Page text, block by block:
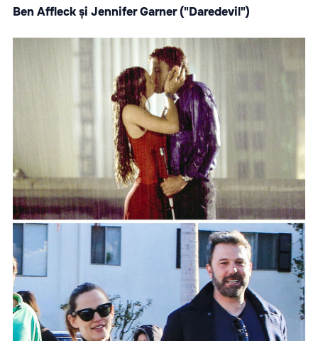
Ben Affleck și Jennifer Garner ("Daredevil")